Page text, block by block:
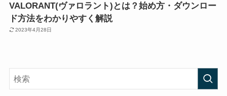
VALORANT(ヴァロラント)とは？始め方・ダウンロー
ド方法をわかりやすく解説
2023年4月28日